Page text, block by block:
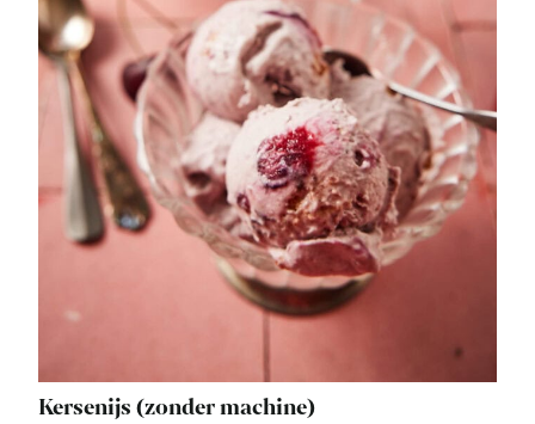
Kersenijs (zonder machine)